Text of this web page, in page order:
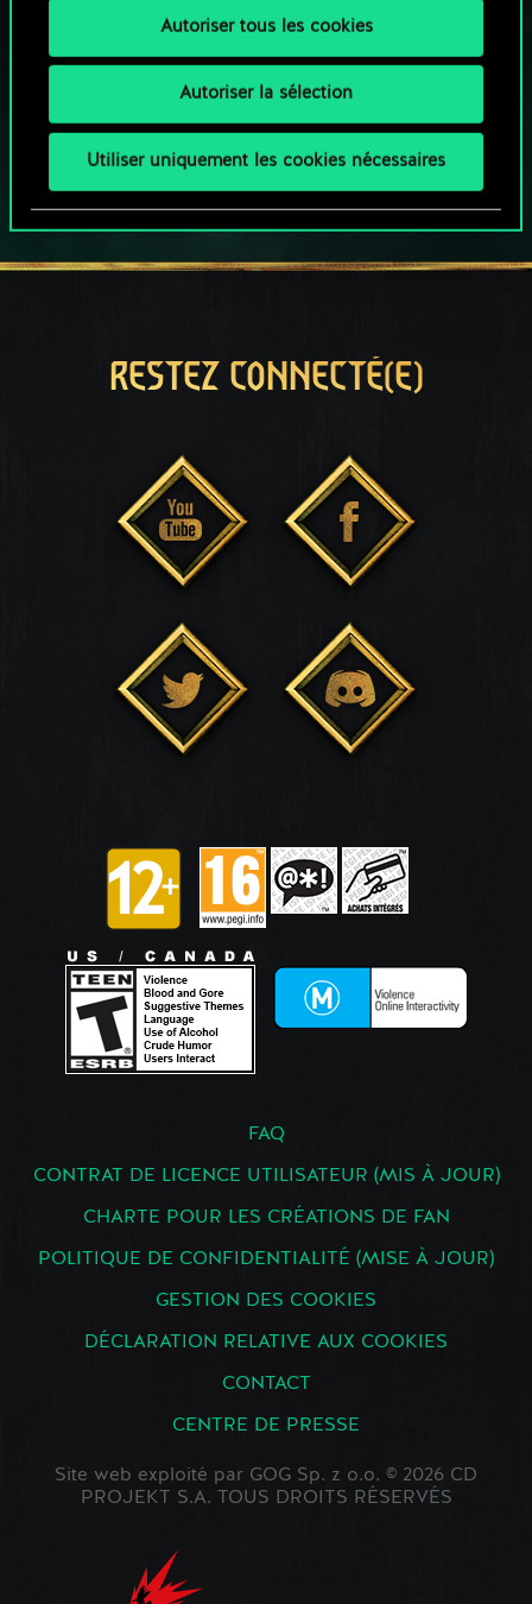
Autoriser tous les cookies
Autoriser la sélection
Utiliser uniquement les cookies nécessaires
JOUEZ AUSSI SUR :
RESTEZ CONNECTÉ(E)
FAQ
CONTRAT DE LICENCE UTILISATEUR (MIS À JOUR)
CHARTE POUR LES CRÉATIONS DE FAN
POLITIQUE DE CONFIDENTIALITÉ (MISE À JOUR)
GESTION DES COOKIES
DÉCLARATION RELATIVE AUX COOKIES
CONTACT
CENTRE DE PRESSE
Site web exploité par GOG Sp. z o.o. © 2026 CD
PROJEKT S.A. TOUS DROITS RÉSERVÉS